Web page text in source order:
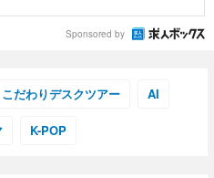
Sponsored by
こだわりデスクツアー AI
K-POP